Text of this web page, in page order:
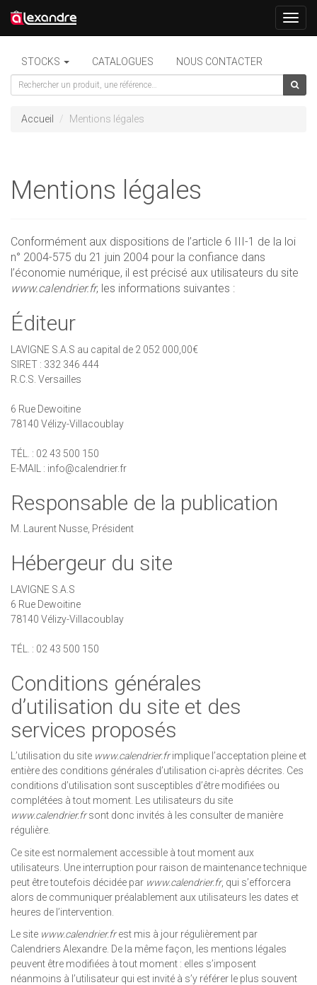
STOCKS CATALOGUES NOUS CONTACTER
Accueil Mentions légales
Mentions légales
Conformément aux dispositions de l’article 6 III-1 de la loi
n° 2004-575 du 21 juin 2004 pour la confiance dans
l’économie numérique, il est précisé aux utilisateurs du site
www.calendrier.fr, les informations suivantes :
Éditeur
LAVIGNE S.A.S au capital de 2 052 000,00€
SIRET : 332 346 444
R.C.S. Versailles
6 Rue Dewoitine
78140 Vélizy-Villacoublay
TÉL. : 02 43 500 150
E-MAIL : info@calendrier.fr
Responsable de la publication
M. Laurent Nusse, Président
Hébergeur du site
LAVIGNE S.A.S
6 Rue Dewoitine
78140 Vélizy-Villacoublay
TÉL. : 02 43 500 150
Conditions générales
d’utilisation du site et des
services proposés
L’utilisation du site www.calendrier.frimplique l’acceptation pleine et
entière des conditions générales d’utilisation ci-après décrites. Ces
conditions d’utilisation sont susceptibles d’être modifiées ou
complétées à tout moment. Les utilisateurs du site
www.calendrier.frsont donc invités à les consulter de manière
régulière.
Ce site est normalement accessible à tout moment aux
utilisateurs. Une interruption pour raison de maintenance technique
peut être toutefois décidée par www.calendrier.fr, qui s’efforcera
alors de communiquer préalablement aux utilisateurs les dates et
heures de l’intervention.
Le site www.calendrier.frest mis à jour régulièrement par
Calendriers Alexandre. De la même façon, les mentions légales
peuvent être modifiées à tout moment : elles s’imposent
néanmoins à l’utilisateur qui est invité à s’y référer le plus souvent